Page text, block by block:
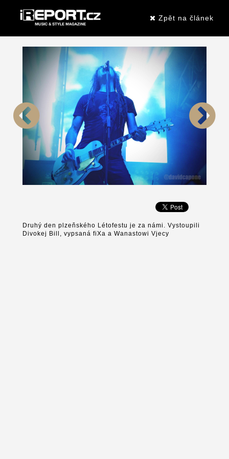
Zpět na článek
Druhý den plzeňského Létofestu je za námi. Vystoupili
Divokej Bill, vypsaná fiXa a Wanastowi Vjecy